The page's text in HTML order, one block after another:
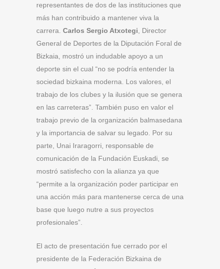
representantes de dos de las instituciones que
más han contribuido a mantener viva la
carrera. Carlos Sergio Atxotegi , Director
General de Deportes de la Diputación Foral de
Bizkaia, mostró un indudable apoyo a un
deporte sin el cual “no se podría entender la
sociedad bizkaina moderna. Los valores, el
trabajo de los clubes y la ilusión que se genera
en las carreteras”. También puso en valor el
trabajo previo de la organización balmasedana
y la importancia de salvar su legado. Por su
parte, Unai Iraragorri, responsable de
comunicación de la Fundación Euskadi, se
mostró satisfecho con la alianza ya que
“permite a la organización poder participar en
una acción más para mantenerse cerca de una
base que luego nutre a sus proyectos
profesionales”.
El acto de presentación fue cerrado por el
presidente de la Federación Bizkaina de